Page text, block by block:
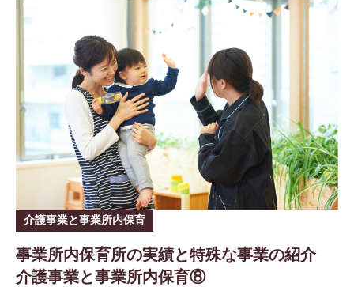
介護事業と事業所内保育
事業所内保育所の実績と特殊な事業の紹介
介護事業と事業所内保育⑧